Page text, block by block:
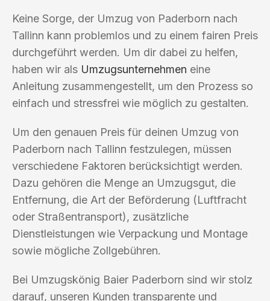
Keine Sorge, der Umzug von Paderborn nach
Tallinn kann problemlos und zu einem fairen Preis
durchgeführt werden. Um dir dabei zu helfen,
haben wir als Umzugsunternehmen eine
Anleitung zusammengestellt, um den Prozess so
einfach und stressfrei wie möglich zu gestalten.
Um den genauen Preis für deinen Umzug von
Paderborn nach Tallinn festzulegen, müssen
verschiedene Faktoren berücksichtigt werden.
Dazu gehören die Menge an Umzugsgut, die
Entfernung, die Art der Beförderung (Luftfracht
oder Straßentransport), zusätzliche
Dienstleistungen wie Verpackung und Montage
sowie mögliche Zollgebühren.
Bei Umzugskönig Baier Paderborn sind wir stolz
darauf, unseren Kunden transparente und